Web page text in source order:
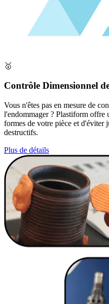
🥇
Contrôle Dimensionnel
Vous n'êtes pas en mesure de
l'endommager ? Plastiform offre
formes de votre pièce et d'éviter
destructifs.
Plus de détails